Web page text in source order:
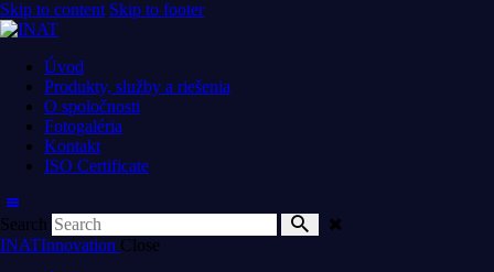
Skip to content Skip to footer
Úvod
Produkty, služby a riešenia
O spoločnosti
Fotogaléria
Kontakt
ISO Certificate
Search
INATInnovation Close